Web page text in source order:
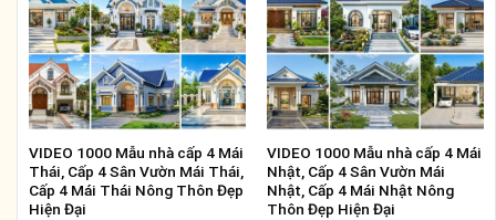
VIDEO 1000 Mẫu nhà cấp 4 Mái
Thái, Cấp 4 Sân Vườn Mái Thái,
Cấp 4 Mái Thái Nông Thôn Đẹp
Hiện Đại
VIDEO 1000 Mẫu nhà cấp 4 Mái
Nhật, Cấp 4 Sân Vườn Mái
Nhật, Cấp 4 Mái Nhật Nông
Thôn Đẹp Hiện Đại